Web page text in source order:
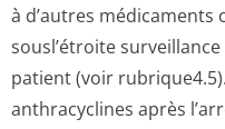
à d’autres
sousl’étroite
patient (voir
anthracyclines après